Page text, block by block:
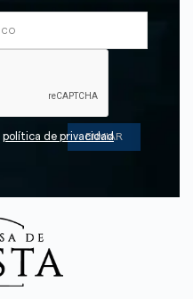
política de privacidad